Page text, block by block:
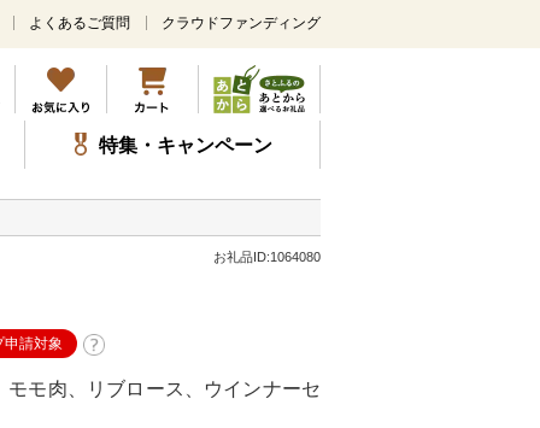
メ
ン
コ
ン
テ
ツ
よくあるご質問 クラウドファンディング
特集・キャンペーン
お礼品ID:1064080
申請対象
モ肉、リブロース、ウインナーセ